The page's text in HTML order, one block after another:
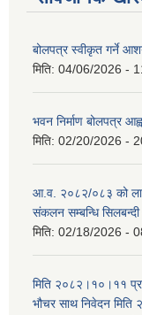
बोलपत्र स्वीकृत गर्ने
मिति: 04/06/2026 -
भवन निर्माण बोलपत्र
मिति: 02/20/2026 -
आ.व. २०८२/०८३ को
संकलन सम्बन्धि
मिति: 02/18/2026 -
मिति २०८२।१०।११
भौचर साथ निवेदन